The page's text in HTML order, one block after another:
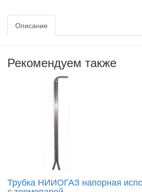
Описание
Рекомендуем также
Трубка НИИОГАЗ напорная